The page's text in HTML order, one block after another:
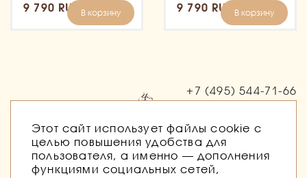
9 790 RUB В корзину 9 790 RUB В корзину
+7 (495) 544-71-66
Этот сайт использует файлы cookie с
целью повышения удобства для
пользователя, а именно — дополнения
функциями социальных сетей,